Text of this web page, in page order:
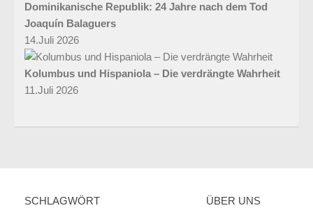
Dominikanische Republik: 24 Jahre nach dem Tod
Joaquín Balaguers
14.Juli 2026
Kolumbus und Hispaniola – Die verdrängte Wahrheit
11.Juli 2026
SCHLAGWÖRT
ÜBER UNS